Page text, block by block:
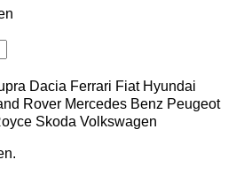
Dacia Ferrari Fiat Hyundai
Rover Mercedes Benz Peugeot
Skoda Volkswagen